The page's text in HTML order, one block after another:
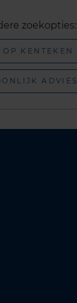
zoekopties:
OP KENTEKEN
ADVIES